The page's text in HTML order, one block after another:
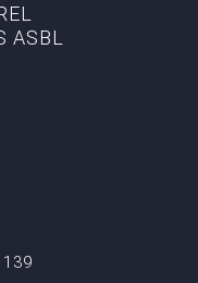
ASBL